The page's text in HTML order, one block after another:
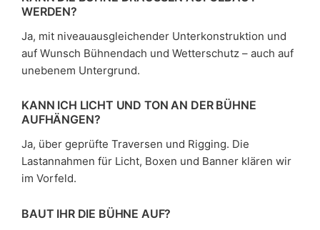
ERDEN?
Ja, mit niveauausgleichender Unterkonstruktion und
auf Wunsch Bühnendach und Wetterschutz – auch auf
unebenem Untergrund.
KANN ICH LICHT UND TON AN DER BÜHNE
AUFHÄNGEN?
Ja, über geprüfte Traversen und Rigging. Die
Lastannahmen für Licht, Boxen und Banner klären wir
im Vorfeld.
BAUT IHR DIE BÜHNE AUF?